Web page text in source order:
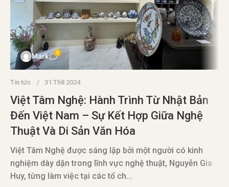
Mark 0
Tin tức 31 Th8 2024
Việt Tâm Nghệ: Hành Trình Từ Nhật Bản
Đến Việt Nam – Sự Kết Hợp Giữa Nghệ
Thuật Và Di Sản Văn Hóa
Việt Tâm Nghệ được sáng lập bởi một người có kinh
nghiệm dày dặn trong lĩnh vực nghệ thuật, Nguyễn Gia
Huy, từng làm việc tại các tổ ch...